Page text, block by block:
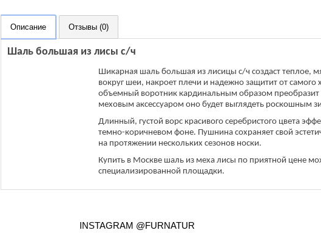
Описание Отзывы (0)
Шаль большая из лисы с/ч
Шикарная шаль большая из лисицы с/ч создаст теплое,
вокруг шеи, накроет плечи и надежно защитит от самого
объемный воротник кардинальным образом преобразит
меховым аксессуаром оно будет выглядеть роскошным
Длинный, густой ворс красивого серебристого цвета
темно-коричневом фоне. Пушнина сохраняет свой
на протяжении нескольких сезонов носки.
Купить в Москве шаль из меха лисы по приятной цене
специализированной площадки.
INSTAGRAM @FURNATUR